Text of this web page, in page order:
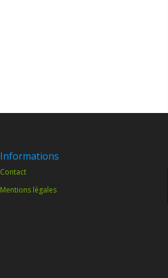
Informations
Contact
Mentions légales